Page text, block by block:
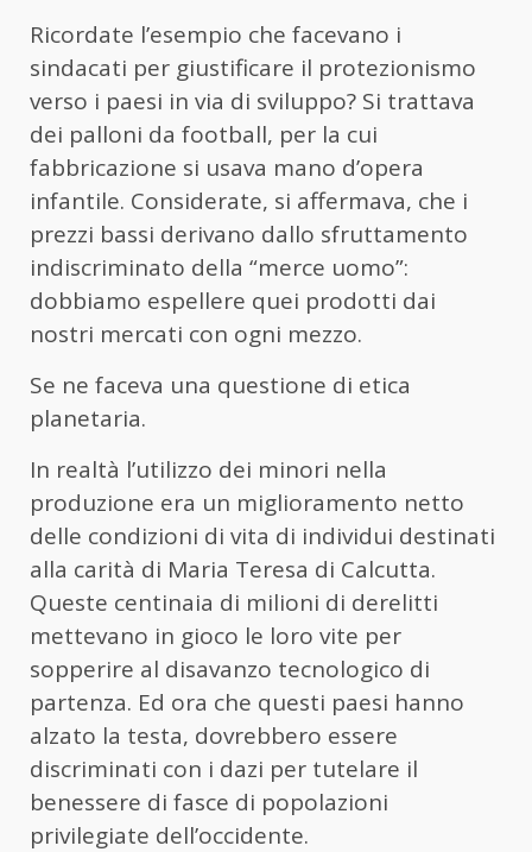
Ricordate l’esempio che facevano i
sindacati per giustificare il protezionismo
verso i paesi in via di sviluppo? Si trattava
dei palloni da football, per la cui
fabbricazione si usava mano d’opera
infantile. Considerate, si affermava, che i
prezzi bassi derivano dallo sfruttamento
indiscriminato della “merce uomo”:
dobbiamo espellere quei prodotti dai
nostri mercati con ogni mezzo.
Se ne faceva una questione di etica
planetaria.
In realtà l’utilizzo dei minori nella
produzione era un miglioramento netto
delle condizioni di vita di individui destinati
alla carità di Maria Teresa di Calcutta.
Queste centinaia di milioni di derelitti
mettevano in gioco le loro vite per
sopperire al disavanzo tecnologico di
partenza. Ed ora che questi paesi hanno
alzato la testa, dovrebbero essere
discriminati con i dazi per tutelare il
benessere di fasce di popolazioni
privilegiate dell’occidente.